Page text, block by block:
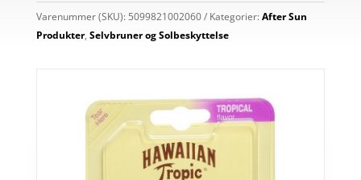
Varenummer (SKU): 5099821002060 Kategorier:After Sun
Produkter, Selvbruner og Solbeskyttelse